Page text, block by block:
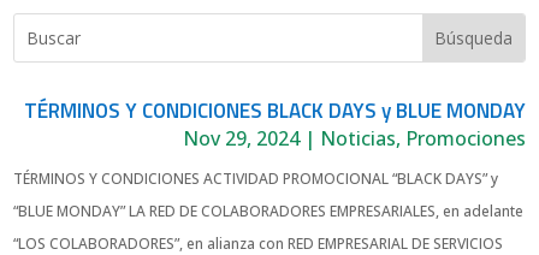
TÉRMINOS Y CONDICIONES BLACK DAYS y BLUE MONDAY
Nov 29, 2024| Noticias, Promociones
TÉRMINOS Y CONDICIONES ACTIVIDAD PROMOCIONAL “BLACK DAYS” y
“BLUE MONDAY” LA RED DE COLABORADORES EMPRESARIALES, en adelante
“LOS COLABORADORES”, en alianza con RED EMPRESARIAL DE SERVICIOS